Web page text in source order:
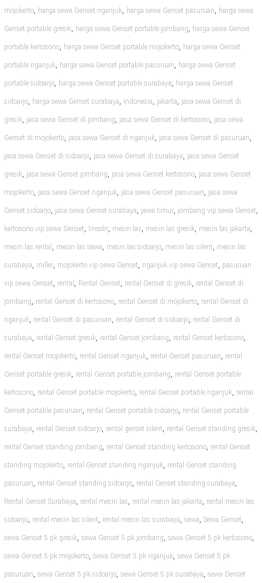
mojokerto, harga sewa Genset nganjuk, harga sewa Genset pasuruan, harga sewa
Genset portable gresik, harga sewa Genset portable jombang, harga sewa Genset
portable kertosono, harga sewa Genset portable mojokerto, harga sewa Genset
portable nganjuk, harga sewa Genset portable pasuruan, harga sewa Genset
portable sidoarjo, harga sewa Genset portable surabaya, harga sewa Genset
sidoarjo, harga sewa Genset surabaya, indonesia, jakarta, jasa sewa Genset di
gresik, jasa sewa Genset di jombang, jasa sewa Genset di kertosono, jasa sewa
Genset di mojokerto, jasa sewa Genset di nganjuk, jasa sewa Genset di pasuruan,
jasa sewa Genset di sidoarjo, jasa sewa Genset di surabaya, jasa sewa Genset
gresik, jasa sewa Genset jombang, jasa sewa Genset kertosono, jasa sewa Genset
mojokerto, jasa sewa Genset nganjuk, jasa sewa Genset pasuruan, jasa sewa
Genset sidoarjo, jasa sewa Genset surabaya, jawa timur, jombang vip sewa Genset,
kertosono vip sewa Genset, lincoln, mesin las, mesin las gresik, mesin las jakarta,
mesin las rental , mesin las sewa, mesin las sidoarjo, mesin las silent, mesin las
surabaya, miller, mojokerto vip sewa Genset, nganjuk vip sewa Genset, pasuruan
vip sewa Genset, rental , Rental Genset, rental Genset di gresik, rental Genset di
jombang, rental Genset di kertosono, rental Genset di mojokerto, rental Genset di
nganjuk, rental Genset di pasuruan, rental Genset di sidoarjo, rental Genset di
surabaya, rental Genset gresik, rental Genset jombang, rental Genset kertosono,
rental Genset mojokerto, rental Genset nganjuk, rental Genset pasuruan, rental
Genset portable gresik, rental Genset portable jombang, rental Genset portable
kertosono, rental Genset portable mojokerto, rental Genset portable nganjuk, rental
Genset portable pasuruan, rental Genset portable sidoarjo, rental Genset portable
surabaya, rental Genset sidoarjo, rental genset silent, rental Genset standing gresik,
rental Genset standing jombang, rental Genset standing kertosono, rental Genset
standing mojokerto, rental Genset standing nganjuk, rental Genset standing
pasuruan, rental Genset standing sidoarjo, rental Genset standing surabaya,
Rental Genset Surabaya, rental mesin las, rental mesin las jakarta, rental mesin las
sidoarjo, rental mesin las silent, rental mesin las surabaya, sewa, Sewa Genset,
sewa Genset 5 pk gresik, sewa Genset 5 pk jombang, sewa Genset 5 pk kertosono,
sewa Genset 5 pk mojokerto, sewa Genset 5 pk nganjuk, sewa Genset 5 pk
pasuruan, sewa Genset 5 pk sidoarjo, sewa Genset 5 pk surabaya, sewa Genset